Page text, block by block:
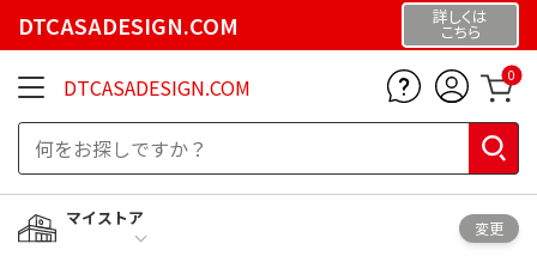
DTCASADESIGN.COM 詳しくは
こちら
DTCASADESIGN.COM 0
マイストア
変更